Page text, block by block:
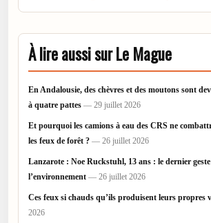
À lire aussi sur Le Mague
En Andalousie, des chèvres et des moutons sont
à quatre pattes — 29 juillet 2026
Et pourquoi les camions à eau des CRS ne
les feux de forêt ? — 26 juillet 2026
Lanzarote : Noe Ruckstuhl, 13 ans : le dernier
l’environnement — 26 juillet 2026
Ces feux si chauds qu’ils produisent leurs propres
2026